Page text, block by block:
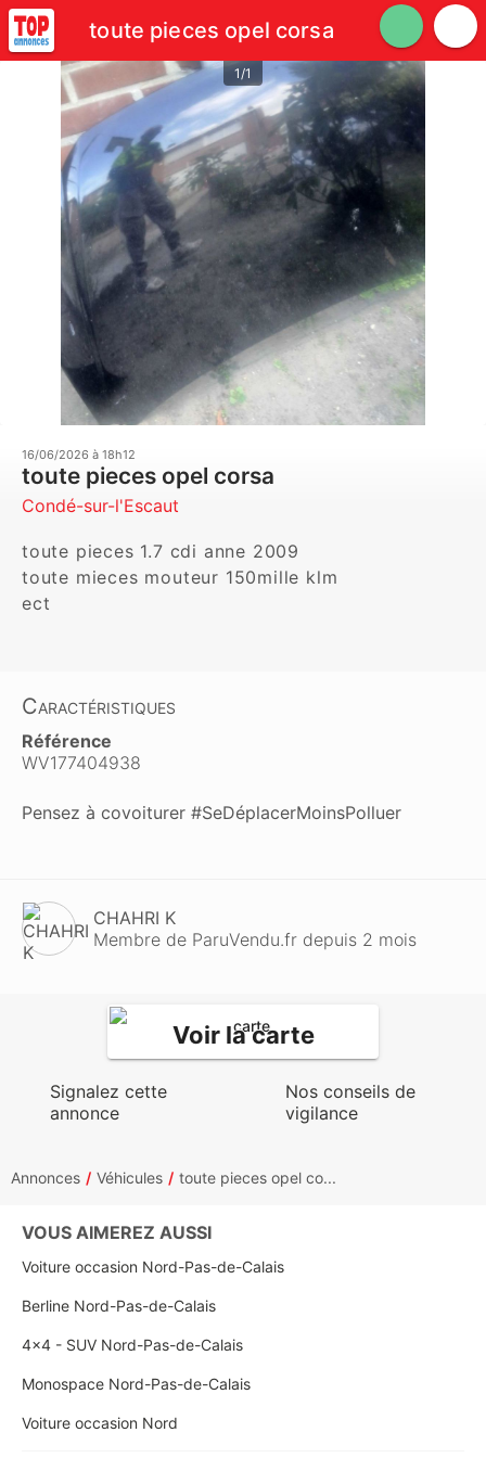
toute pieces opel corsa
1/1
16/06/2026 à 18h12
toute pieces opel corsa
Condé-sur-l'Escaut
toute pieces 1.7 cdi anne 2009
toute mieces mouteur 150mille klm
ect
Caractéristiques
Référence
WV177404938
Pensez à covoiturer #SeDéplacerMoinsPolluer
CHAHRI K
Membre de ParuVendu.fr depuis 2 mois
Voir la carte
Signalez cette
annonce
Nos conseils de
vigilance
Annonces Véhicules toute pieces opel co...
VOUS AIMEREZ AUSSI
Voiture occasion Nord-Pas-de-Calais
Berline Nord-Pas-de-Calais
4x4 - SUV Nord-Pas-de-Calais
Monospace Nord-Pas-de-Calais
Voiture occasion Nord